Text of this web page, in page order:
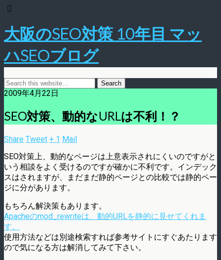
大阪のSEO対策 10年目 マッ
ハSEOブログ
2009年4月22日
SEO対策、動的なURLは不利！？
Share Tweet + 1 Mail
SEO対策上、動的なページは上意表示されにくいのですがと
いう相談をよく受けるのですが確かに不利です。インデック
スはされますが、まだまだ静的ページとの比較では静的ペー
ジに分があります。
もちろん解決策もあります。
Apacheのmod_rewriteは、動的URLを静的に見せてくれま
す。
使用方法などは別途検索すれば参考サイトにすぐあたります
ので気になる方は解消してみて下さい。